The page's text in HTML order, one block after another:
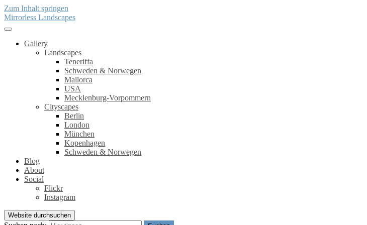
Zum Inhalt springen
Mirrorless Landscapes
Gallery
Landscapes
Teneriffa
Schweden & Norwegen
Mallorca
USA
Mecklenburg-Vorpommern
Cityscapes
Berlin
London
München
Kopenhagen
Schweden & Norwegen
Blog
About
Social
Flickr
Instagram
Website durchsuchen